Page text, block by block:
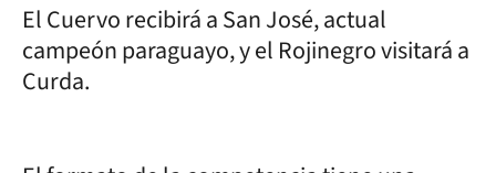
El Cuervo recibirá a San José, actual
campeón paraguayo, y el Rojinegro visitará a
Curda.